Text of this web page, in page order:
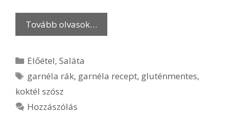
Tovább olvasok…
Kategória
Előétel,Saláta
Címkék
garnéla rák, garnéla recept, gluténmentes,
koktél szósz
Hozzászólás